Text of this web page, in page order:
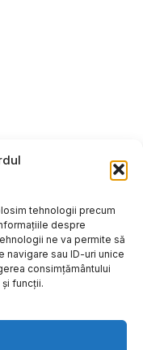
tehnologii precum
despre
ne va permite să
sau ID-uri unice
consimțământului
funcții.